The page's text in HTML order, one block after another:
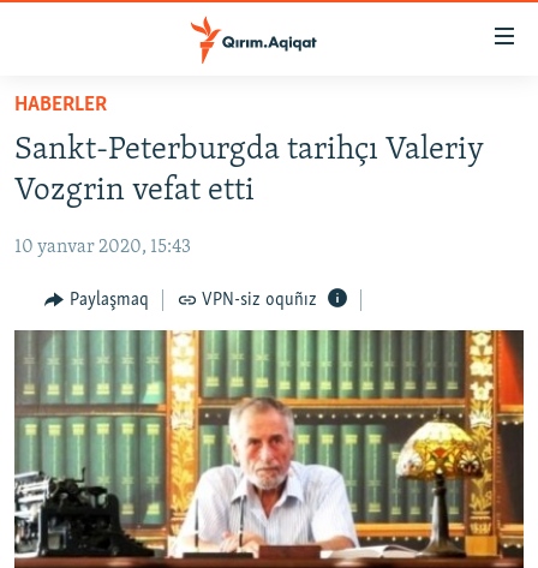
Esas
qaytmaq
Baş
navigatsiyağa
qaytmaq
qaytmaq
HABERLER
İQTİSADİYAT
CEMİYET
MEDENİYET
İNSAN AQLARI
VİDEO
SÜRET
BLOGLAR
FİKİR
HABERLER
Sankt-Peterburgda tarihçı Valeriy
Vozgrin vefat etti
10 yanvar 2020, 15:43
Paylaşmaq VPN-siz oquñız